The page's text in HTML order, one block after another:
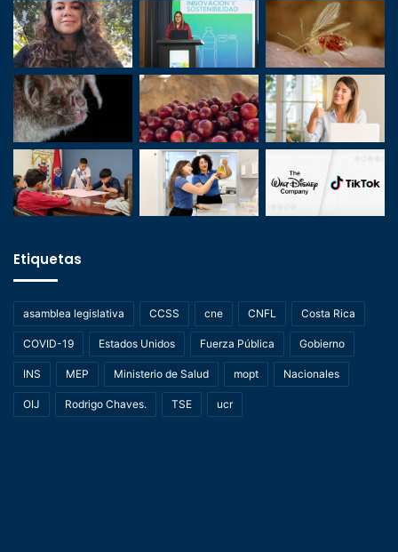
Etiquetas
asamblea legislativa CCSS cne CNFL Costa Rica
COVID-19 Estados Unidos Fuerza Pública Gobierno
INS MEP Ministerio de Salud mopt Nacionales
OIJ Rodrigo Chaves. TSE ucr